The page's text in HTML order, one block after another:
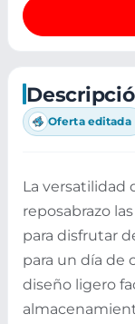
Oferta editada
La versatilidad
reposabrazo
para disfrutar
para un día de
diseño ligero